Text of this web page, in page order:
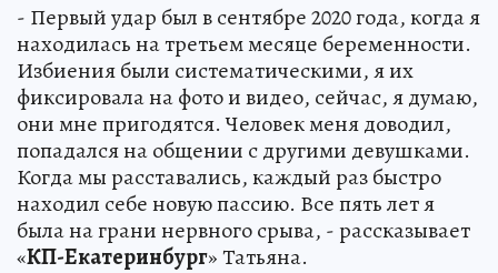
- Первый удар был в сентябре 2020 года, когда я
находилась на третьем месяце беременности.
Избиения были систематическими, я их
фиксировала на фото и видео, сейчас, я думаю,
они мне пригодятся. Человек меня доводил,
попадался на общении с другими девушками.
Когда мы расставались, каждый раз быстро
находил себе новую пассию. Все пять лет я
была на грани нервного срыва, - рассказывает
«КП-Екатеринбург» Татьяна.